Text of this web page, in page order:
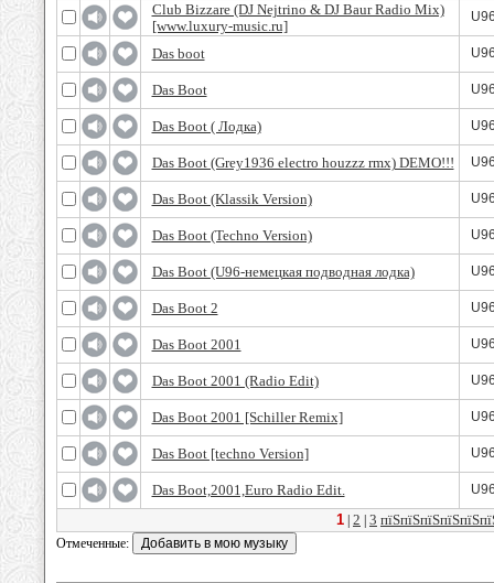
Club Bizzare (DJ Nejtrino & DJ Baur Radio Mix)
[www.luxury-music.ru]
Das boot
Das Boot
Das Boot ( Лодка)
Das Boot (Grey1936 electro houzzz rmx) DEMO!!!
Das Boot (Klassik Version)
Das Boot (Techno Version)
Das Boot (U96-немецкая подводная лодка)
Das Boot 2
Das Boot 2001
Das Boot 2001 (Radio Edit)
Das Boot 2001 [Schiller Remix]
Das Boot [techno Version]
Das Boot,2001,Euro Radio Edit.
1 2 3
Отмеченные: